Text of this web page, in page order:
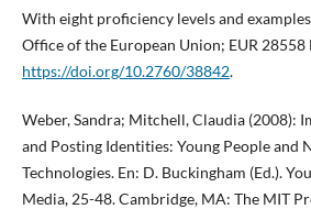
With eight proficiency levels and
Office of the European Union; EUR 28558
https://doi.org/10.2760/38842.
Weber, Sandra; Mitchell, Claudia (2008):
and Posting Identities: Young People and
Technologies. En: D. Buckingham (Ed.).
Media, 25-48. Cambridge, MA: The MIT